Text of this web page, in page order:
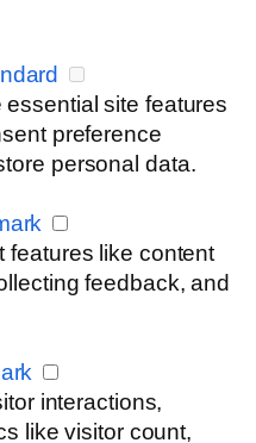
site features
preference
personal data.
features like content
feedback, and
interactions,
like visitor count,